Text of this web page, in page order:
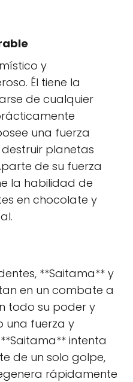
y
Él tiene la
de cualquier
una fuerza
planetas
de su fuerza
la habilidad de
en chocolate y
**Saitama** y
en un combate a
todo su poder y
una fuerza y
intenta
de un solo golpe,
rápidamente